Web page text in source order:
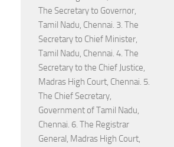
The Secretary to Governor,
Tamil Nadu, Chennai. 3. The
Secretary to Chief Minister,
Tamil Nadu, Chennai. 4. The
Secretary to the Chief Justice,
Madras High Court, Chennai. 5.
The Chief Secretary,
Government of Tamil Nadu,
Chennai. 6. The Registrar
General, Madras High Court,